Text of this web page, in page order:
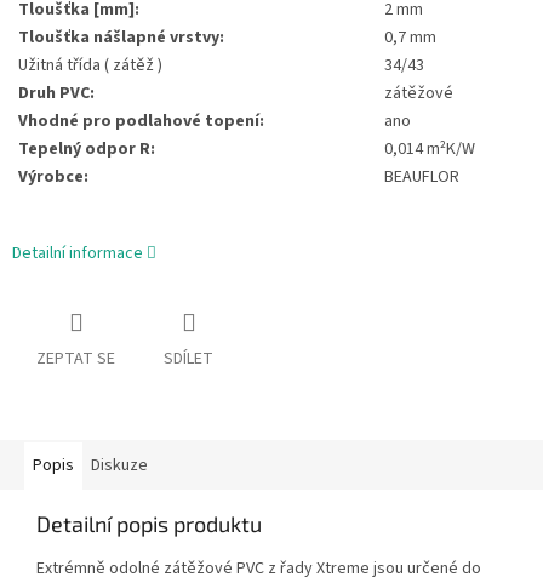
Tloušťka [mm]:
2 mm
Tloušťka nášlapné vrstvy:
0,7 mm
Užitná třída ( zátěž )
34/43
Druh PVC:
zátěžové
Vhodné pro podlahové topení:
ano
Tepelný odpor R:
0,014 m²K/W
Výrobce:
BEAUFLOR
Detailní informace
ZEPTAT SE SDÍLET
Popis Diskuze
Detailní popis produktu
Extrémně odolné zátěžové PVC z řady Xtreme jsou určené do